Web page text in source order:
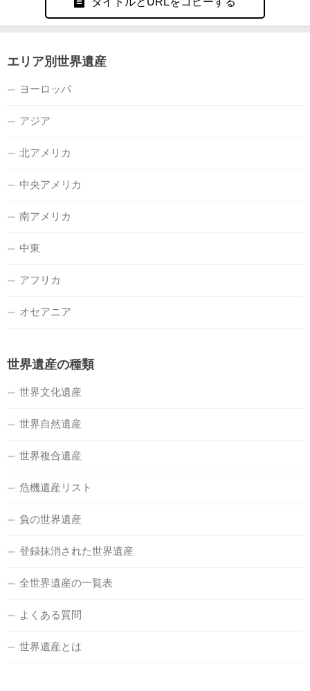
エリア別世界遺産
ヨーロッパ
アジア
北アメリカ
中央アメリカ
南アメリカ
中東
アフリカ
オセアニア
世界遺産の種類
世界文化遺産
世界自然遺産
世界複合遺産
危機遺産リスト
負の世界遺産
登録抹消された世界遺産
全世界遺産の一覧表
よくある質問
世界遺産とは